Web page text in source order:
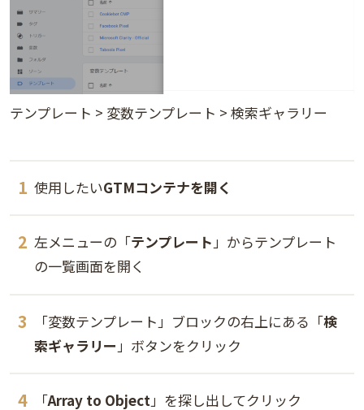
テンプレート > 変数テンプレート > 検索ギャラリー
使用したいGTMコンテナを開く
左メニューの「テンプレート」からテンプレート
の一覧画面を開く
「変数テンプレート」ブロックの右上にある「検
索ギャラリー 」ボタンをクリック
「Array to Object」を探し出してクリック